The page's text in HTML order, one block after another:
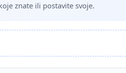
znate ili postavite svoje.